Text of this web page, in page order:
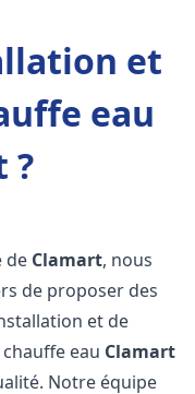
et
eau
?
de Clamart, nous
de proposer des
et de
eau Clamart
Notre équipe